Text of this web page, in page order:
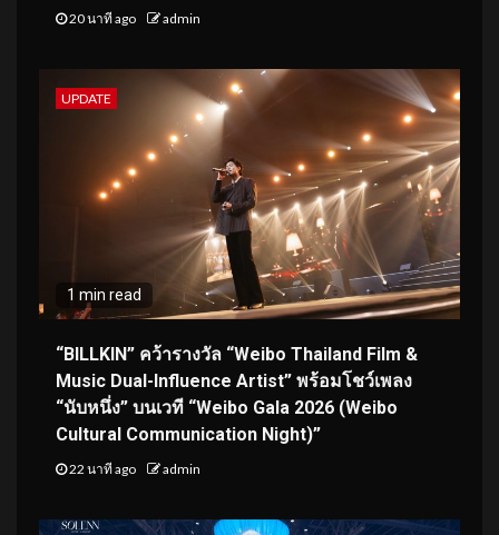
20 นาที ago admin
UPDATE
1 min read
“BILLKIN” คว้ารางวัล “Weibo Thailand Film &
Music Dual-Influence Artist” พร้อมโชว์เพลง
“นับหนึ่ง” บนเวที “Weibo Gala 2026 (Weibo
Cultural Communication Night)”
22 นาที ago admin